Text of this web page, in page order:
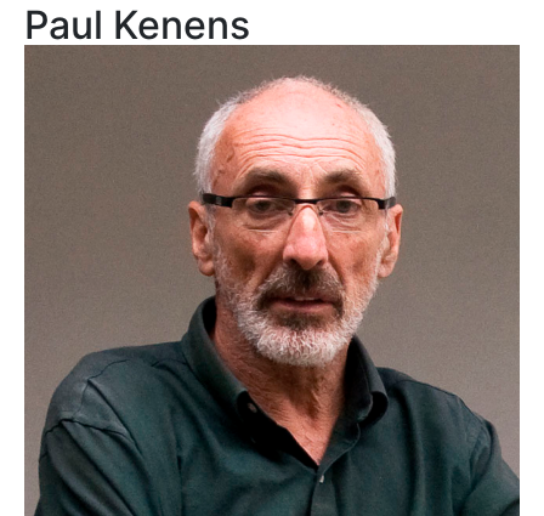
Paul Kenens